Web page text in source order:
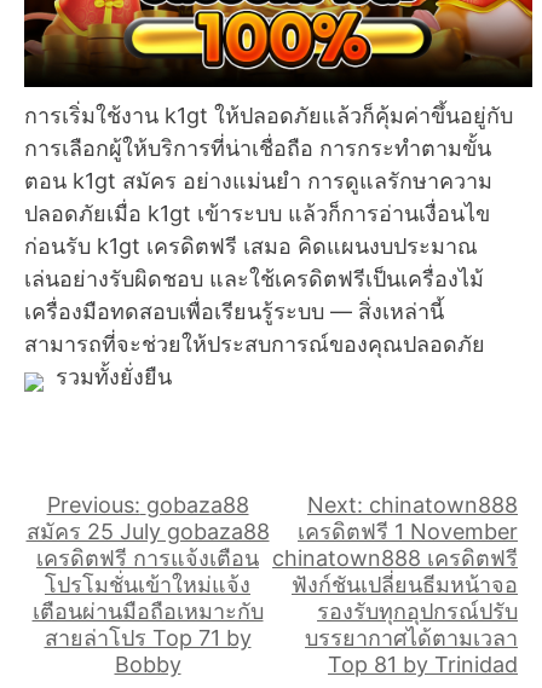
การเริ่มใช้งาน k1gt ให้ปลอดภัยแล้วก็คุ้มค่าขึ้นอยู่กับ
การเลือกผู้ให้บริการที่น่าเชื่อถือ การกระทำตามขั้น
ตอน k1gt สมัคร อย่างแม่นยำ การดูแลรักษาความ
ปลอดภัยเมื่อ k1gt เข้าระบบ แล้วก็การอ่านเงื่อนไข
ก่อนรับ k1gt เครดิตฟรี เสมอ คิดแผนงบประมาณ
เล่นอย่างรับผิดชอบ และใช้เครดิตฟรีเป็นเครื่องไม้
เครื่องมือทดสอบเพื่อเรียนรู้ระบบ — สิ่งเหล่านี้
สามารถที่จะช่วยให้ประสบการณ์ของคุณปลอดภัย
รวมทั้งยั่งยืน
แนะแนว
เรื่อง
Previous: gobaza88
สมัคร 25 July gobaza88
เครดิตฟรี การแจ้งเตือน
โปรโมชั่นเข้าใหม่แจ้ง
เตือนผ่านมือถือเหมาะกับ
สายล่าโปร Top 71 by
Bobby
Next: chinatown888
เครดิตฟรี 1 November
chinatown888 เครดิตฟรี
ฟังก์ชันเปลี่ยนธีมหน้าจอ
รองรับทุกอุปกรณ์ปรับ
บรรยากาศได้ตามเวลา
Top 81 by Trinidad